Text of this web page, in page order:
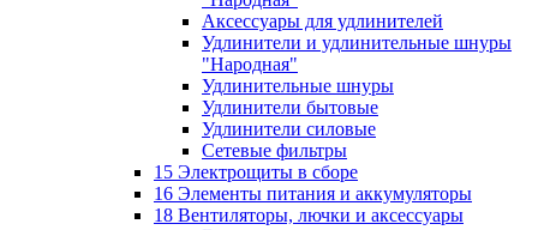
Аксессуары для удлинителей
Удлинители и удлинительные шнуры
"Народная"
Удлинительные шнуры
Удлинители бытовые
Удлинители силовые
Сетевые фильтры
15 Электрощиты в сборе
16 Элементы питания и аккумуляторы
18 Вентиляторы, лючки и аксессуары